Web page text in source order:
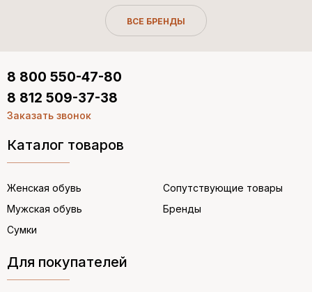
ВСЕ БРЕНДЫ
Каталог товаров
Женская обувь
Мужская обувь
Сумки
Сопутствующие товары
Бренды
Для покупателей
8 800 550-47-80
8 812 509-37-38
Заказать звонок